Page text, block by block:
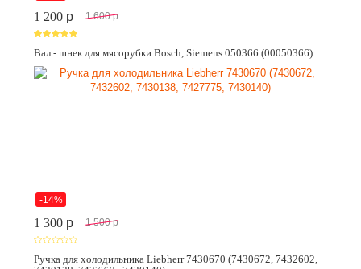
1 200 p 1 600 p
Вал - шнек для мясорубки Bosch, Siemens 050366 (00050366)
-14%
1 300 p 1 500 p
Ручка для холодильника Liebherr 7430670 (7430672, 7432602,